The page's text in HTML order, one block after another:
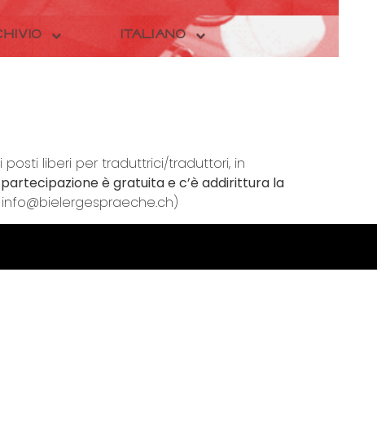
ITALIANO
posti liberi per traduttrici/traduttori, in
è gratuita e c’è addirittura la